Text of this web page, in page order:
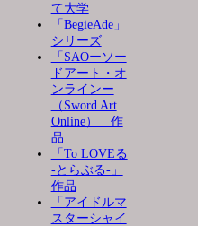
て大学
「BegieAde」
シリーズ
「SAOーソー
ドアート・オ
ンラインー
（Sword Art
Online）」作
品
「To LOVEる
-とらぶる-」
作品
「アイドルマ
スターシャイ